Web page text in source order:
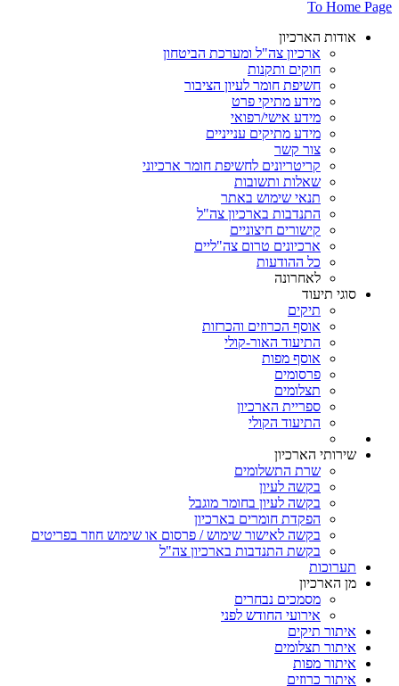
To Home Page
אודות הארכיון
ארכיון צה"ל ומערכת הביטחון
חוקים ותקנות
חשיפת חומר לעיון הציבור
מידע מתיקי פרט
מידע אישי/רפואי
מידע מתיקים ענייניים
צור קשר
קריטריונים לחשיפת חומר ארכיוני
שאלות ותשובות
תנאי שימוש באתר
התנדבות בארכיון צה"ל
קישורים חיצוניים
ארכיונים טרום צה"ליים
כל ההודעות
לאחרונה
סוגי תיעוד
תיקים
אוסף הכרוזים והכרזות
התיעוד האור-קולי
אוסף מפות
פרסומים
תצלומים
ספריית הארכיון
התיעוד הקולי
שירותי הארכיון
שרת התשלומים
בקשה לעיון
בקשה לעיון בחומר מוגבל
הפקדת חומרים בארכיון
בקשה לאישור שימוש / פרסום או שימוש חוזר בפריטים
בקשת התנדבות בארכיון צה"ל
תערוכות
מן הארכיון
מסמכים נבחרים
אירועי החודש לפני
איתור תיקים
איתור תצלומים
איתור מפות
איתור כרוזים